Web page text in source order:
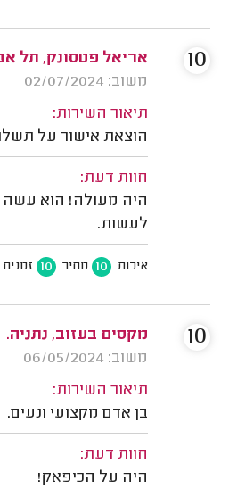
אריאל פטסונק, תל
משוב: 02/07/2024
תיאור השירות:
הוצאת אישור על
חוות דעת:
היה מעולה! הוא
לעשות.
איכות 10 מחיר 10 זמנים
10
מקסים בעזוב, נתניה.
משוב: 06/05/2024
תיאור השירות:
בן אדם מקצועי ונעים.
חוות דעת:
היה על הכיפאק!
10